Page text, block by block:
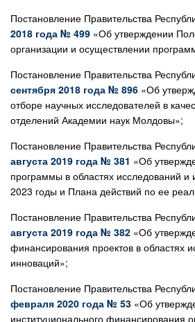
Постановление Правительства
2018 года № 499 «Об утверждении
организации и осуществлении
Постановление Правительства
сентября 2018 года № 896 «Об
отборе научных исследователей в
отделений Академии наук Молдовы»;
Постановление Правительства
августа 2019 года № 381 «Об
программы в областях исследований
2023 годы и Плана действий по ее
Постановление Правительства
августа 2019 года № 382 «Об
финансирования проектов в областях
инноваций»;
Постановление Правительства
февраля 2020 года № 53 «Об
институционального финансирования